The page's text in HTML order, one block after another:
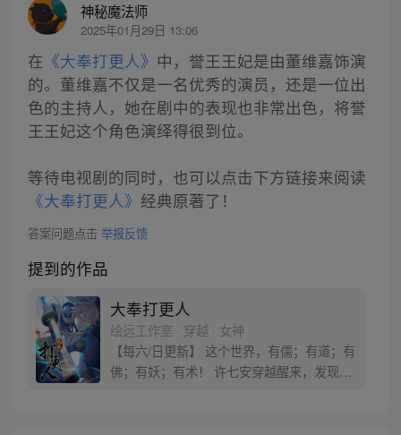
神秘魔法师
2025年01月29日 13:06
在 《大奉打更人》 中，誉王王妃是由董维嘉饰演
的。董维嘉不仅是一名优秀的演员，还是一位出
色的主持人，她在剧中的表现也非常出色，将誉
王王妃这个角色演绎得很到位。
等待电视剧的同时，也可以点击下方链接来阅读
《大奉打更人》 经典原著了！
答案问题点击 举报反馈
提到的作品
大奉打更人
绘远工作室 · 穿越 · 女神
【每六/日更新】 这个世界，有儒；有道；有
佛；有妖；有术！ 许七安穿越醒来，发现自